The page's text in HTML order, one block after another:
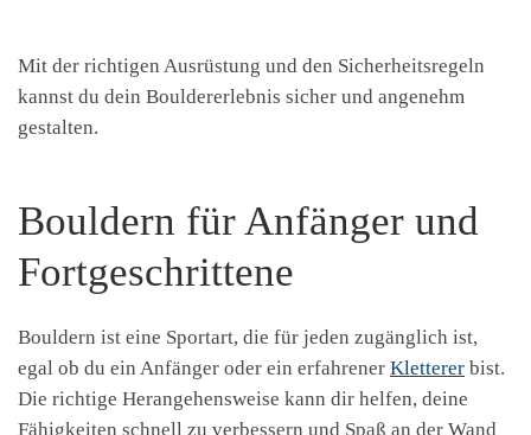
Mit der richtigen Ausrüstung und den Sicherheitsregeln
kannst du dein Bouldererlebnis sicher und angenehm
gestalten.
Bouldern für Anfänger und
Fortgeschrittene
Bouldern ist eine Sportart, die für jeden zugänglich ist,
egal ob du ein Anfänger oder ein erfahrener Kletterer bist.
Die richtige Herangehensweise kann dir helfen, deine
Fähigkeiten schnell zu verbessern und Spaß an der Wand